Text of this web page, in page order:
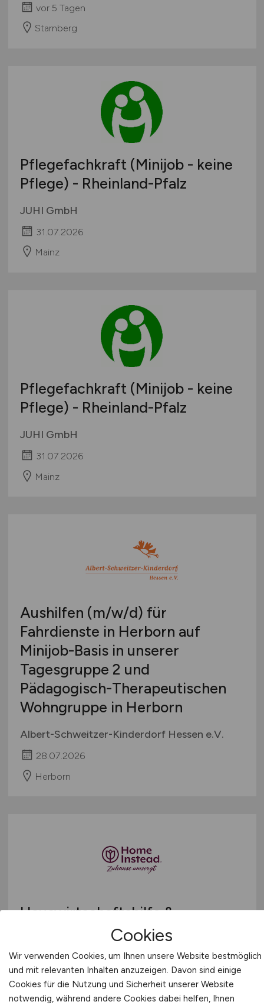
vor 5 Tagen
Starnberg
Pflegefachkraft (Minijob - keine
Pflege) - Rheinland-Pfalz
JUHI GmbH
31.07.2026
Mainz
Pflegefachkraft (Minijob - keine
Pflege) - Rheinland-Pfalz
JUHI GmbH
31.07.2026
Mainz
Aushilfen (m/w/d) für
Fahrdienste in Herborn auf
Minijob-Basis in unserer
Tagesgruppe 2 und
Pädagogisch-Therapeutischen
Wohngruppe in Herborn
Albert-Schweitzer-Kinderdorf Hessen e.V.
28.07.2026
Herborn
Hauswirtschaftshilfe &
Betreuungskraft Senioren
(m/w/d)— Teilzeit/Minijob -
Wangen im Allgäu und
Umgebung
Cookies
Wir verwenden Cookies, um Ihnen unsere Website bestmöglich
und mit relevanten Inhalten anzuzeigen. Davon sind einige
Cookies für die Nutzung und Sicherheit unserer Website
notwendig, während andere Cookies dabei helfen, Ihnen